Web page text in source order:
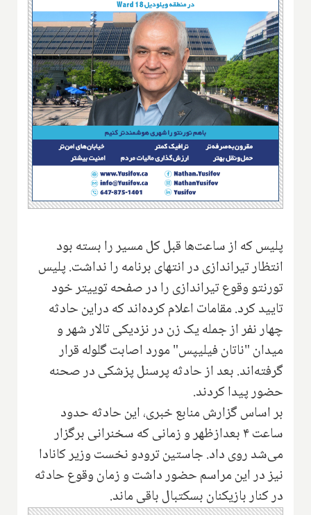
پلیس که از ساعت‌ها قبل کل مسیر را بسته بود
انتظار تیراندازی در انتهای برنامه را نداشت. پلیس
تورنتو وقوع تیراندازی را در صفحه توییتر خود
تایید کرد. مقامات اعلام کرده‌اند که دراین حادثه
چهار نفر از جمله یک زن در نزدیکی تالار شهر و
میدان "ناتان فیلیپس" مورد اصابت گلوله قرار
گرفته‌اند‌. بعد از حادثه پرسنل پزشکی در صحنه
حضور پیدا کردند.
بر اساس گزارش منابع خبری، این حادثه حدود
ساعت ۴ بعدازظهر و زمانی که سخنرانی برگزار
می‌شد روی داد. جاستین ترودو نخست وزیر کانادا
نیز در این مراسم حضور داشت و زمان وقوع حادثه
در کنار بازیکنان بسکتبال باقی ماند.